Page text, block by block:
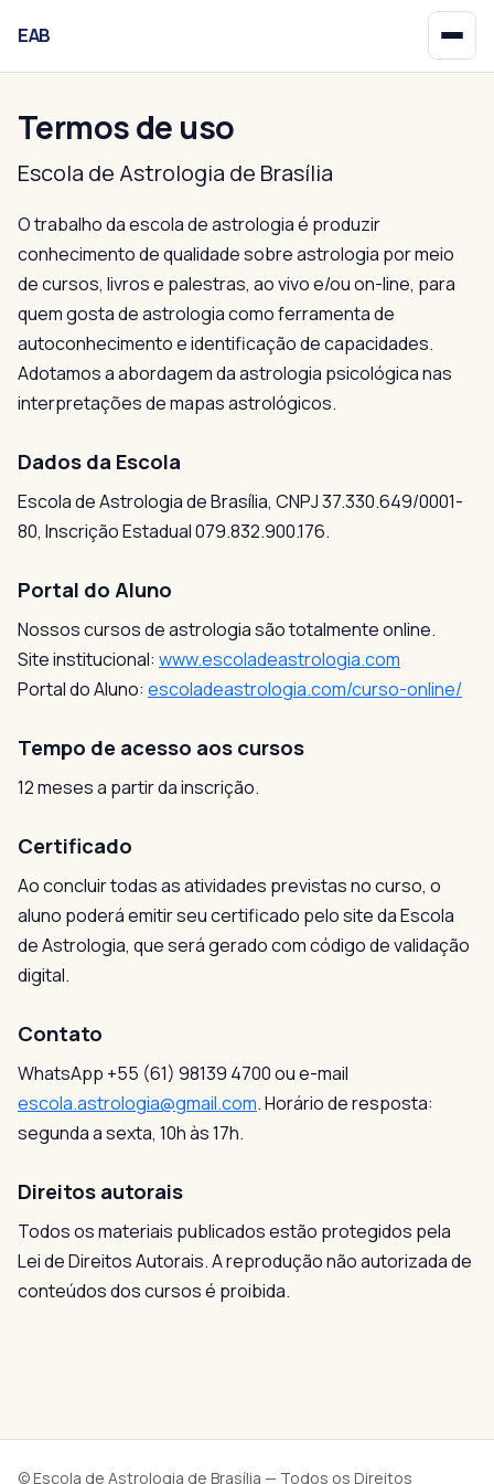
EAB
Termos de uso
Escola de Astrologia de Brasília
O trabalho da escola de astrologia é produzir
conhecimento de qualidade sobre astrologia por meio
de cursos, livros e palestras, ao vivo e/ou on-line, para
quem gosta de astrologia como ferramenta de
autoconhecimento e identificação de capacidades.
Adotamos a abordagem da astrologia psicológica nas
interpretações de mapas astrológicos.
Dados da Escola
Escola de Astrologia de Brasília, CNPJ 37.330.649/0001-
80, Inscrição Estadual 079.832.900.176.
Portal do Aluno
Nossos cursos de astrologia são totalmente online.
Site institucional: www.escoladeastrologia.com
Portal do Aluno: escoladeastrologia.com/curso-online/
Tempo de acesso aos cursos
12 meses a partir da inscrição.
Certificado
Ao concluir todas as atividades previstas no curso, o
aluno poderá emitir seu certificado pelo site da Escola
de Astrologia, que será gerado com código de validação
digital.
Contato
WhatsApp +55 (61) 98139 4700 ou e-mail
escola.astrologia@gmail.com. Horário de resposta:
segunda a sexta, 10h às 17h.
Direitos autorais
Todos os materiais publicados estão protegidos pela
Lei de Direitos Autorais. A reprodução não autorizada de
conteúdos dos cursos é proibida.
© Escola de Astrologia de Brasília — Todos os Direitos